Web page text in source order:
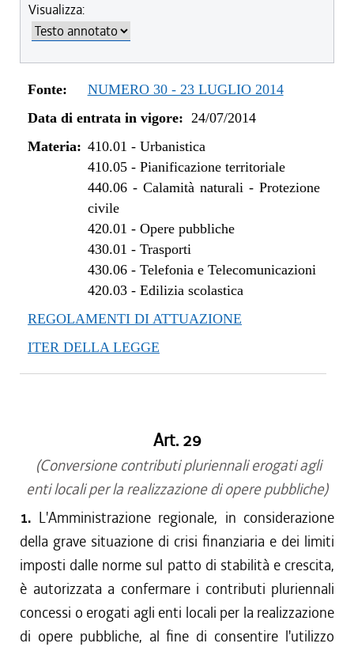
dal 27/07/2017 al 31/12/2018
dal 09/01/2017 al 26/07/2017
dal 13/08/2016 al 08/01/2017
dal 13/01/2016 al 12/08/2016
dal 11/08/2015 al 21/10/2015
dal 07/01/2015 al 10/08/2015
dal 01/01/2015 al 06/01/2015
dal 08/08/2014 al 31/12/2014
dal 24/07/2014 al 07/08/2014
Visualizza:
Fonte:
NUMERO 30 - 23 LUGLIO 2014
Data di entrata in vigore: 24/07/2014
Materia: 410.01 - Urbanistica
410.05- Pianificazione territoriale
440.06- Calamità naturali - Protezione
civile
420.01 - Opere pubbliche
430.01 - Trasporti
430.06- Telefonia e Telecomunicazioni
420.03- Edilizia scolastica
REGOLAMENTI DI ATTUAZIONE
ITER DELLA LEGGE
Art. 29
(Conversione contributi pluriennali erogati agli
enti locali per la realizzazione di opere pubbliche)
1. L'Amministrazione regionale, in considerazione
della grave situazione di crisi finanziaria e dei limiti
imposti dalle norme sul patto di stabilità e crescita,
è autorizzata a confermare i contributi pluriennali
concessi o erogati agli enti locali per la realizzazione
di opere pubbliche, al fine di consentire l'utilizzo